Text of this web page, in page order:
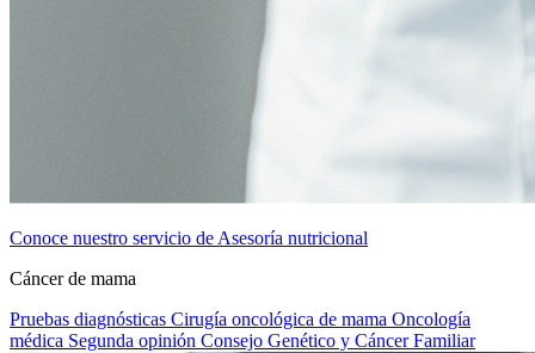
Conoce nuestro servicio de Asesoría nutricional
Cáncer de mama
Pruebas diagnósticas Cirugía oncológica de mama Oncología
médica Segunda opinión Consejo Genético y Cáncer Familiar